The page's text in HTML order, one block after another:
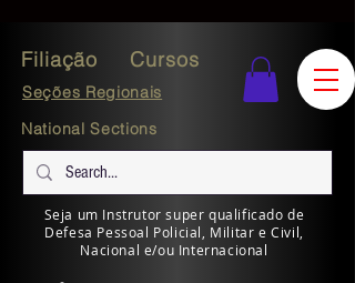
Filiação Cursos
Seções Regionais
National Sections
Seja um Instrutor super qualificado de
Defesa Pessoal Policial, Militar e Civil,
Nacional e/ou Internacional